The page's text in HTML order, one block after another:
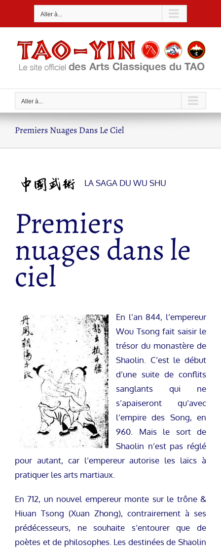
Aller à...
Aller à...
Premiers Nuages Dans Le Ciel
LA SAGA DU WU SHU
Premiers
nuages dans le
ciel
En l’an 844, l’empereur
Wou Tsong fait saisir le
trésor du monastère de
Shaolin. C’est le début
d’une suite de conflits
sanglants qui ne
s’apaiseront qu’avec
l’empire des Song, en
960. Mais le sort de
Shaolin n’est pas réglé
pour autant, car l’empereur autorise les laïcs à
pratiquer les arts martiaux.
En 712, un nouvel empereur monte sur le trône &
Hiuan Tsong (Xuan Zhong), contrairement à ses
prédécesseurs, ne souhaite s’entourer que de
poètes et de philosophes. Les destinées de Shaolin